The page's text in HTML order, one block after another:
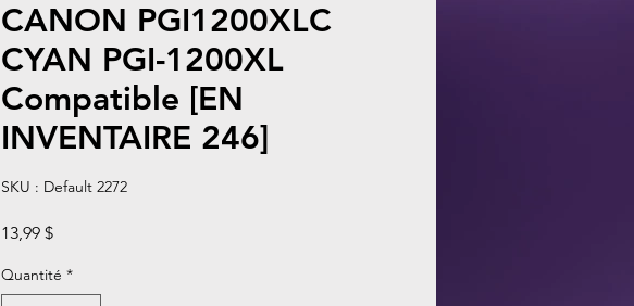
CANON PGI1200XLC
CYAN PGI-1200XL
Compatible [EN
INVENTAIRE 246]
SKU : Default 2272
13,99 $Prix
Quantité *